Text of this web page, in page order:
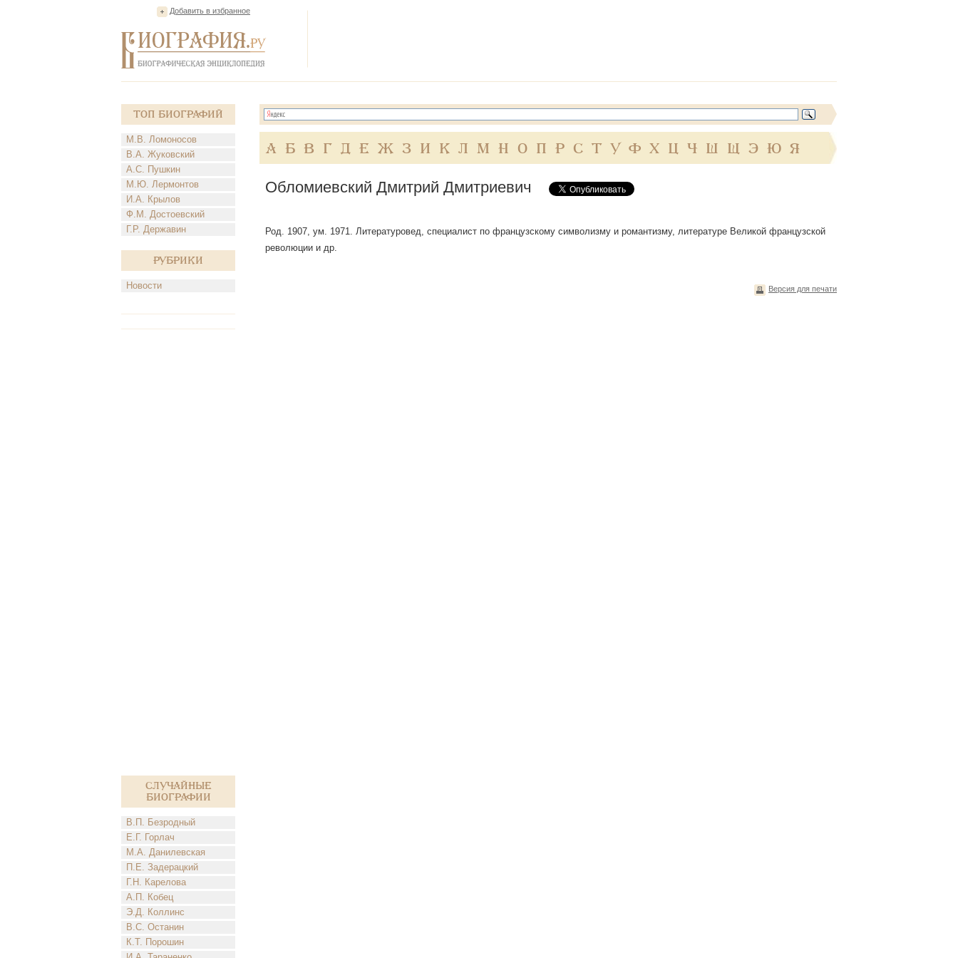
Добавить в избранное
Топ Биографий
М.В. Ломоносов
В.А. Жуковский
А.С. Пушкин
М.Ю. Лермонтов
И.А. Крылов
Ф.М. Достоевский
Г.Р. Державин
Рубрики
Новости
Случайные
биографии
В.П. Безродный
Е.Г. Горлач
М.А. Данилевская
П.Е. Задерацкий
Г.Н. Карелова
А.П. Кобец
Э.Д. Коллинс
В.С. Останин
К.Т. Порошин
А Б В Г Д Е Ж З И К Л М Н О П Р С Т У Ф Х Ц Ч Ш Щ Э Ю Я
Обломиевский Дмитрий Дмитриевич
Род. 1907, ум. 1971. Литературовед, специалист по французскому символизму и романтизму, литературе Великой французской
революции и др.
Версия для печати